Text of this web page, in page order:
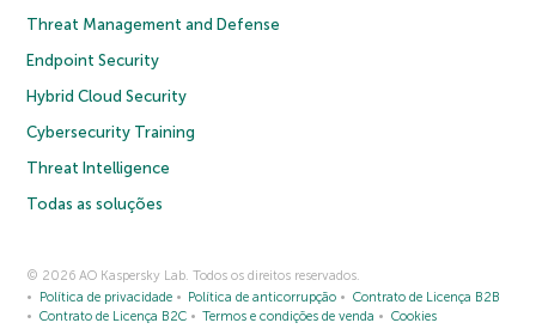
Threat Management and Defense
Endpoint Security
Hybrid Cloud Security
Cybersecurity Training
Threat Intelligence
Todas as soluções
© 2026 AO Kaspersky Lab. Todos os direitos reservados.
Política de privacidade
Política de anticorrupção
Contrato de Licença B2B
Contrato de Licença B2C
Termos e condições de venda Cookies